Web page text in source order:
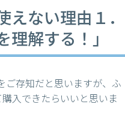
ない理由１．
解する！」
ご存知だと思いますが、ふ
入できたらいいと思いま